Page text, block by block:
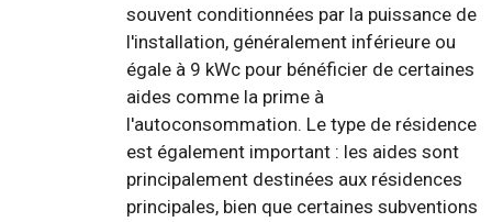
souvent conditionnées par la puissance de
l'installation, généralement inférieure ou
égale à 9 kWc pour bénéficier de certaines
aides comme la prime à
l'autoconsommation. Le type de résidence
est également important : les aides sont
principalement destinées aux résidences
principales, bien que certaines subventions